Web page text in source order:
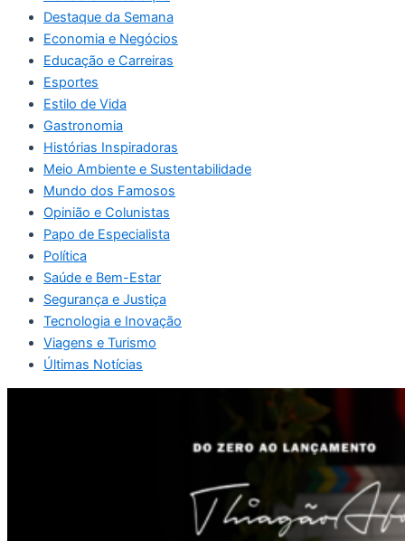
Destaque da Semana
Economia e Negócios
Educação e Carreiras
Esportes
Estilo de Vida
Gastronomia
Histórias Inspiradoras
Meio Ambiente e Sustentabilidade
Mundo dos Famosos
Opinião e Colunistas
Papo de Especialista
Política
Saúde e Bem-Estar
Segurança e Justiça
Tecnologia e Inovação
Viagens e Turismo
Últimas Notícias